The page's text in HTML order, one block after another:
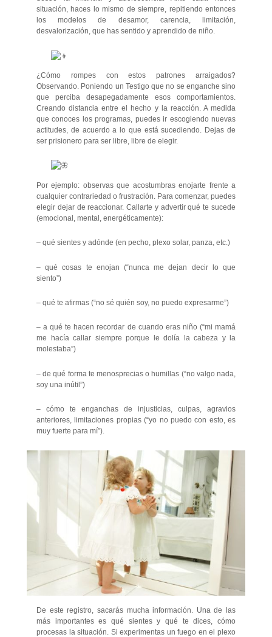
situación, haces lo mismo de siempre, repitiendo entonces
los modelos de desamor, carencia, limitación,
desvalorización, que has sentido y aprendido de niño.
¿Cómo rompes con estos patrones arraigados?
Observando. Poniendo un Testigo que no se enganche sino
que perciba desapegadamente esos comportamientos.
Creando distancia entre el hecho y la reacción. A medida
que conoces los programas, puedes ir escogiendo nuevas
actitudes, de acuerdo a lo que está sucediendo. Dejas de
ser prisionero para ser libre, libre de elegir.
Por ejemplo: observas que acostumbras enojarte frente a
cualquier contrariedad o frustración. Para comenzar, puedes
elegir dejar de reaccionar. Callarte y advertir qué te sucede
(emocional, mental, energéticamente):
– qué sientes y adónde (en pecho, plexo solar, panza, etc.)
– qué cosas te enojan (“nunca me dejan decir lo que
siento”)
– qué te afirmas (“no sé quién soy, no puedo expresarme”)
– a qué te hacen recordar de cuando eras niño (“mi mamá
me hacía callar siempre porque le dolía la cabeza y la
molestaba”)
– de qué forma te menosprecias o humillas (“no valgo nada,
soy una inútil”)
– cómo te enganchas de injusticias, culpas, agravios
anteriores, limitaciones propias (“yo no puedo con esto, es
muy fuerte para mí”).
De este registro, sacarás mucha información. Una de las
más importantes es qué sientes y qué te dices, cómo
procesas la situación. Si experimentas un fuego en el plexo